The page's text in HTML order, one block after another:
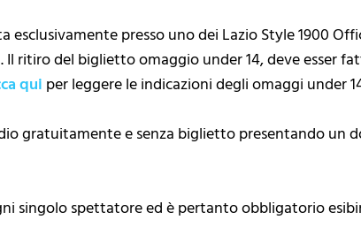
presso uno dei Lazio Style 1900
ritiro del biglietto omaggio under 14, deve esser
qui per leggere le indicazioni degli omaggi under
gratuitamente e senza biglietto presentando un
singolo spettatore ed è pertanto obbligatorio